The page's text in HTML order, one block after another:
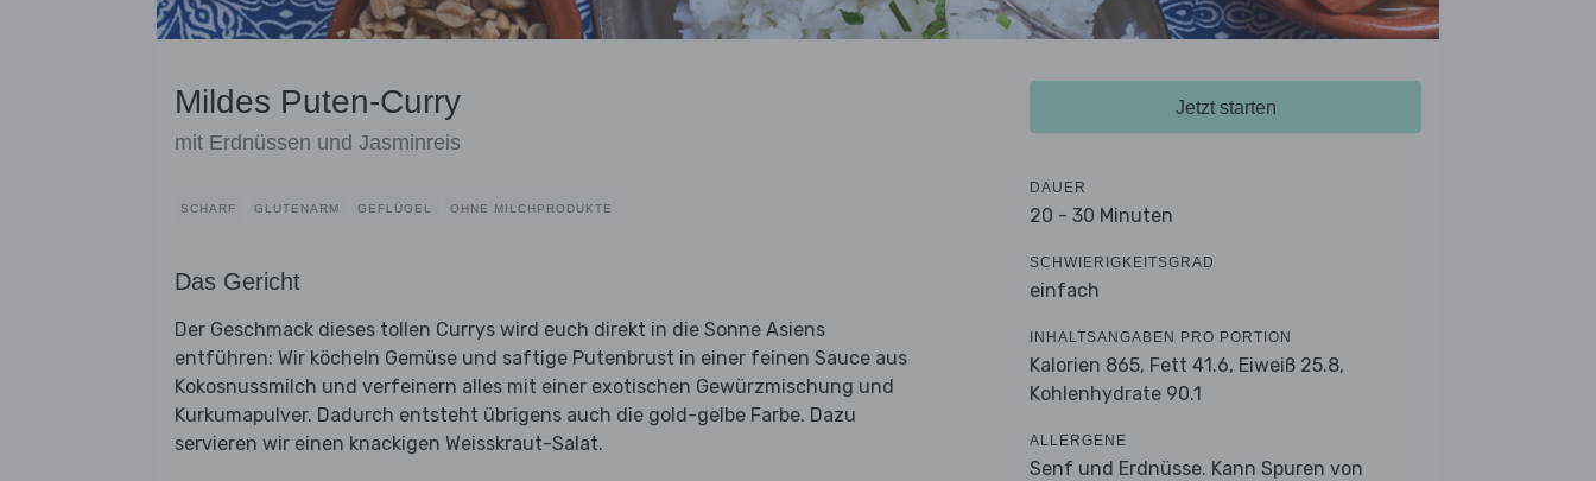
Mildes Puten-Curry
mit Erdnüssen und Jasminreis
SCHARF GLUTENARM GEFLÜGEL OHNE MILCHPRODUKTE
Das Gericht
Der Geschmack dieses tollen Currys wird euch direkt in die Sonne Asiens
entführen: Wir köcheln Gemüse und saftige Putenbrust in einer feinen Sauce aus
Kokosnussmilch und verfeinern alles mit einer exotischen Gewürzmischung und
Kurkumapulver. Dadurch entsteht übrigens auch die gold-gelbe Farbe. Dazu
servieren wir einen knackigen Weisskraut-Salat.
Jetzt starten
DAUER
20 - 30 Minuten
SCHWIERIGKEITSGRAD
einfach
INHALTSANGABEN PRO PORTION
Kalorien 865, Fett 41.6, Eiweiß 25.8,
Kohlenhydrate 90.1
ALLERGENE
Senf und Erdnüsse. Kann Spuren von